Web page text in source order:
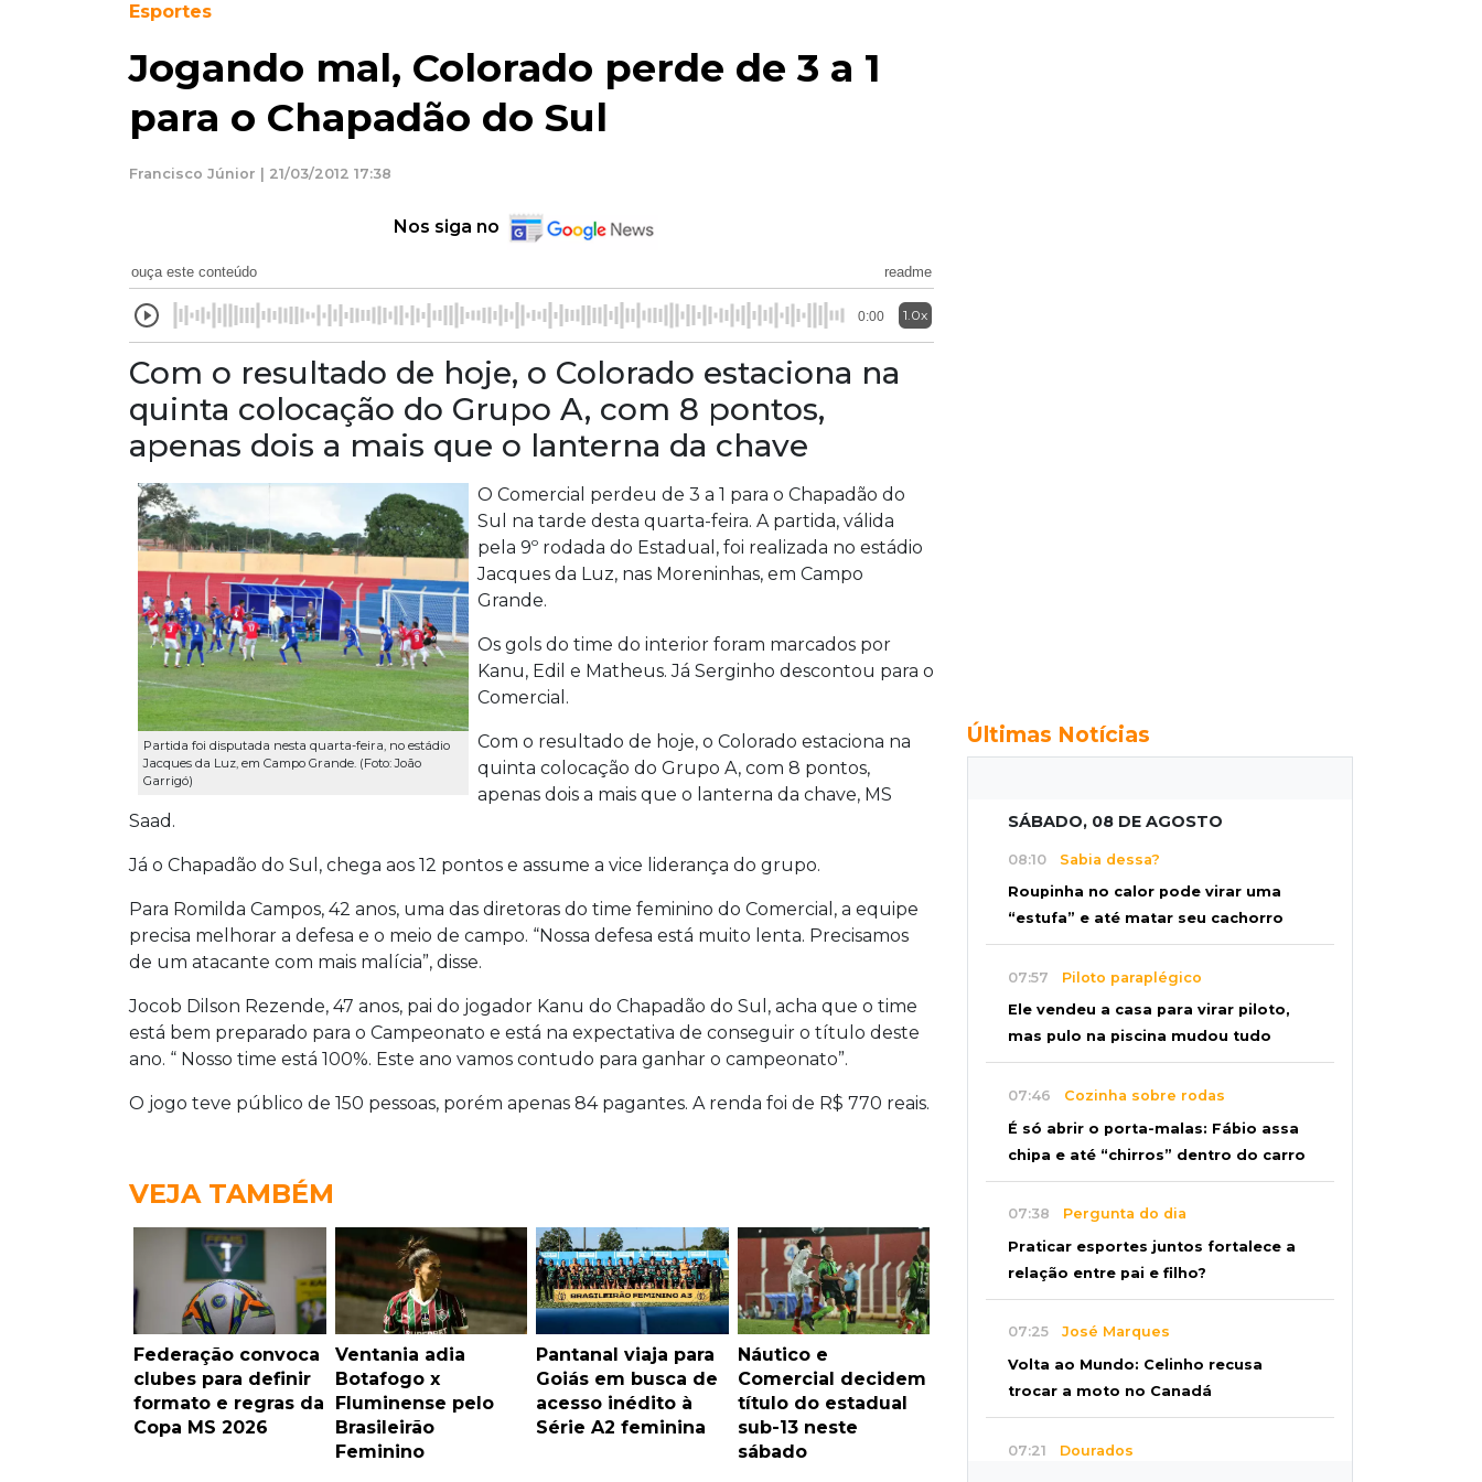
Esportes
Jogando mal, Colorado perde de 3 a 1
para o Chapadão do Sul
Francisco Júnior | 21/03/2012 17:38
Nos siga no
ouça este conteúdo readme
0:00 1.0x
Com o resultado de hoje, o Colorado estaciona na
quinta colocação do Grupo A, com 8 pontos,
apenas dois a mais que o lanterna da chave
Partida foi disputada nesta quarta-feira, no estádio
Jacques da Luz, em Campo Grande. (Foto: João
Garrigó)
O Comercial perdeu de 3 a 1 para o Chapadão do
Sul na tarde desta quarta-feira. A partida, válida
pela 9º rodada do Estadual, foi realizada no estádio
Jacques da Luz, nas Moreninhas, em Campo
Grande.
Os gols do time do interior foram marcados por
Kanu, Edil e Matheus. Já Serginho descontou para o
Comercial.
Com o resultado de hoje, o Colorado estaciona na
quinta colocação do Grupo A, com 8 pontos,
apenas dois a mais que o lanterna da chave, MS
Saad.
Já o Chapadão do Sul, chega aos 12 pontos e assume a vice liderança do grupo.
Para Romilda Campos, 42 anos, uma das diretoras do time feminino do Comercial, a equipe
precisa melhorar a defesa e o meio de campo. “Nossa defesa está muito lenta. Precisamos
de um atacante com mais malícia”, disse.
Jocob Dilson Rezende, 47 anos, pai do jogador Kanu do Chapadão do Sul, acha que o time
está bem preparado para o Campeonato e está na expectativa de conseguir o título deste
ano. “ Nosso time está 100%. Este ano vamos contudo para ganhar o campeonato”.
O jogo teve público de 150 pessoas, porém apenas 84 pagantes. A renda foi de R$ 770 reais.
VEJA TAMBÉM
Federação convoca
clubes para definir
formato e regras da
Copa MS 2026
Ventania adia
Botafogo x
Fluminense pelo
Brasileirão
Feminino
Pantanal viaja para
Goiás em busca de
acesso inédito à
Série A2 feminina
Náutico e
Comercial decidem
título do estadual
sub-13 neste
sábado
Últimas Notícias
SÁBADO, 08 DE AGOSTO
08:10 Sabia dessa?
Roupinha no calor pode virar uma
“estufa” e até matar seu cachorro
07:57 Piloto paraplégico
Ele vendeu a casa para virar piloto,
mas pulo na piscina mudou tudo
07:46 Cozinha sobre rodas
É só abrir o porta-malas: Fábio assa
chipa e até “chirros” dentro do carro
07:38 Pergunta do dia
Praticar esportes juntos fortalece a
relação entre pai e filho?
07:25 José Marques
Volta ao Mundo: Celinho recusa
trocar a moto no Canadá
07:21 Dourados